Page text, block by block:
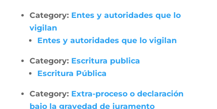
Category: Entes y autoridades que lo
vigilan
Entes y autoridades que lo vigilan
Category: Escritura publica
Escritura Pública
Category: Extra-proceso o declaración
bajo la gravedad de juramento